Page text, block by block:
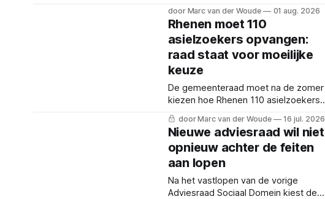
samen hebben opgebouwd.
door Marc van der Woude 01 aug. 2026
Rhenen moet 110
asielzoekers opvangen:
raad staat voor moeilijke
keuze
De gemeenteraad moet na de zomer
kiezen hoe Rhenen 110 asielzoekers
gaat opvangen. De Rhenense Raaf zet
de dilemma's en de vier scenario's op
een rij.
door Marc van der Woude 16 jul. 2026
Nieuwe adviesraad wil niet
opnieuw achter de feiten
aan lopen
Na het vastlopen van de vorige
Adviesraad Sociaal Domein kiest de